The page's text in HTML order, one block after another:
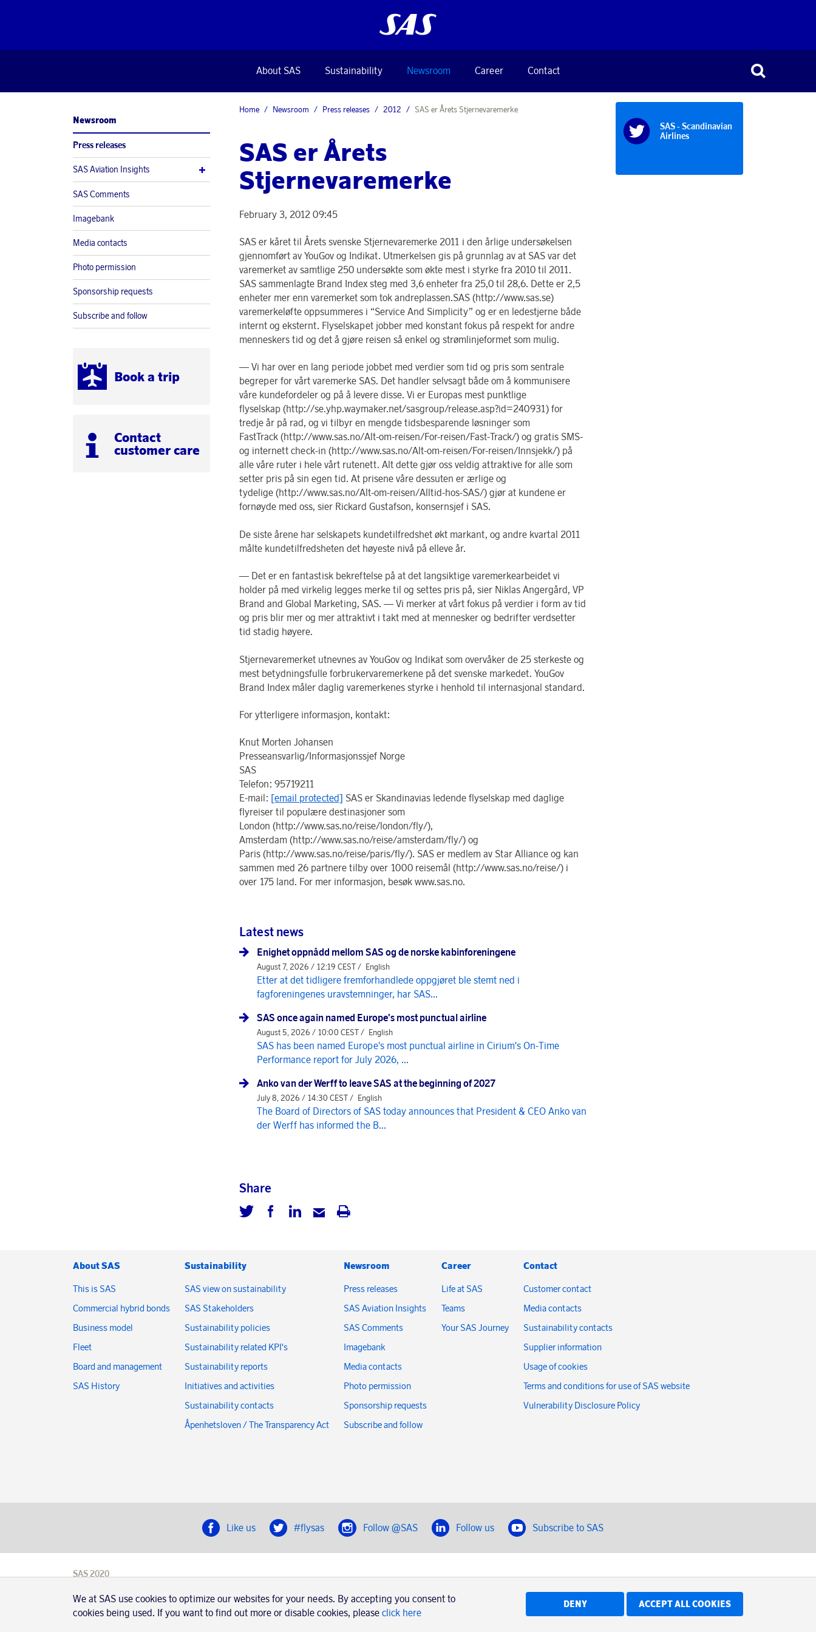
About SAS Sustainability Newsroom Career Contact
Newsroom
Press releases
SAS Aviation Insights
SAS Comments
Imagebank
Media contacts
Photo permission
Sponsorship requests
Subscribe and follow
Book a trip
Contact
customer care
Home Newsroom Press releases 2012 SAS er Årets Stjernevaremerke
SAS er Årets
Stjernevaremerke
February 3, 2012 09:45
SAS er kåret til Årets svenske Stjernevaremerke 2011 i den årlige undersøkelsen
gjennomført av YouGov og Indikat. Utmerkelsen gis på grunnlag av at SAS var det
varemerket av samtlige 250 undersøkte som økte mest i styrke fra 2010 til 2011.
SAS sammenlagte Brand Index steg med 3,6 enheter fra 25,0 til 28,6. Dette er 2,5
enheter mer enn varemerket som tok andreplassen.SAS (http://www.sas.se)
varemerkeløfte oppsummeres i “Service And Simplicity” og er en ledestjerne både
internt og eksternt. Flyselskapet jobber med konstant fokus på respekt for andre
menneskers tid og det å gjøre reisen så enkel og strømlinjeformet som mulig.
— Vi har over en lang periode jobbet med verdier som tid og pris som sentrale
begreper for vårt varemerke SAS. Det handler selvsagt både om å kommunisere
våre kundefordeler og på å levere disse. Vi er Europas mest punktlige
flyselskap (http://se.yhp.waymaker.net/sasgroup/release.asp?id=240931) for
tredje år på rad, og vi tilbyr en mengde tidsbesparende løsninger som
FastTrack (http://www.sas.no/Alt-om-reisen/For-reisen/Fast-Track/) og gratis SMS-
og internett check-in (http://www.sas.no/Alt-om-reisen/For-reisen/Innsjekk/) på
alle våre ruter i hele vårt rutenett. Alt dette gjør oss veldig attraktive for alle som
setter pris på sin egen tid. At prisene våre dessuten er ærlige og
tydelige (http://www.sas.no/Alt-om-reisen/Alltid-hos-SAS/) gjør at kundene er
fornøyde med oss, sier Rickard Gustafson, konsernsjef i SAS.
De siste årene har selskapets kundetilfredshet økt markant, og andre kvartal 2011
målte kundetilfredsheten det høyeste nivå på elleve år.
— Det er en fantastisk bekreftelse på at det langsiktige varemerkearbeidet vi
holder på med virkelig legges merke til og settes pris på, sier Niklas Angergård, VP
Brand and Global Marketing, SAS. — Vi merker at vårt fokus på verdier i form av tid
og pris blir mer og mer attraktivt i takt med at mennesker og bedrifter verdsetter
tid stadig høyere.
Stjernevaremerket utnevnes av YouGov og Indikat som overvåker de 25 sterkeste og
mest betydningsfulle forbrukervaremerkene på det svenske markedet. YouGov
Brand Index måler daglig varemerkenes styrke i henhold til internasjonal standard.
For ytterligere informasjon, kontakt:
Knut Morten Johansen
Presseansvarlig/Informasjonssjef Norge
SAS
Telefon: 95719211
E-mail: [email protected] SAS er Skandinavias ledende flyselskap med daglige
flyreiser til populære destinasjoner som
London (http://www.sas.no/reise/london/fly/),
Amsterdam (http://www.sas.no/reise/amsterdam/fly/) og
Paris (http://www.sas.no/reise/paris/fly/). SAS er medlem av Star Alliance og kan
sammen med 26 partnere tilby over 1000 reisemål (http://www.sas.no/reise/) i
over 175 land. For mer informasjon, besøk www.sas.no.
Latest news
Enighet oppnådd mellom SAS og de norske kabinforeningene
August 7, 2026 / 12:19 CEST / English
Etter at det tidligere fremforhandlede oppgjøret ble stemt ned i
fagforeningenes uravstemninger, har SAS...
SAS once again named Europe's most punctual airline
August 5, 2026 / 10:00 CEST / English
SAS has been named Europe's most punctual airline in Cirium's On-Time
Performance report for July 2026, ...
Anko van der Werff to leave SAS at the beginning of 2027
July 8, 2026 / 14:30 CEST / English
The Board of Directors of SAS today announces that President & CEO Anko van
der Werff has informed the B...
Share
SAS - Scandinavian
Airlines
About SAS
This is SAS
Commercial hybrid bonds
Business model
Fleet
Board and management
SAS History
Sustainability
SAS view on sustainability
SAS Stakeholders
Sustainability policies
Sustainability related KPI's
Sustainability reports
Initiatives and activities
Sustainability contacts
Åpenhetsloven / The Transparency Act
Newsroom
Press releases
SAS Aviation Insights
SAS Comments
Imagebank
Media contacts
Photo permission
Sponsorship requests
Subscribe and follow
Career
Life at SAS
Teams
Your SAS Journey
Contact
Customer contact
Media contacts
Sustainability contacts
Supplier information
Usage of cookies
Terms and conditions for use of SAS website
Vulnerability Disclosure Policy
Like us #flysas Follow @SAS Follow us Subscribe to SAS
SAS 2020
SE-195 87
Stockholm, Sweden
Usage of cookies
Terms and conditions
We at SAS use cookies to optimize our websites for your needs. By accepting you consent to
cookies being used. If you want to find out more or disable cookies, please click here
DENY ACCEPT ALL COOKIES